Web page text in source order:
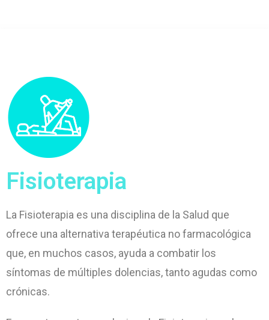
Fisioterapia
La Fisioterapia es una disciplina de la Salud que
ofrece una alternativa terapéutica no farmacológica
que, en muchos casos, ayuda a combatir los
síntomas de múltiples dolencias, tanto agudas como
crónicas.